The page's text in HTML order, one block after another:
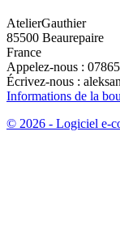
AtelierGauthier
85500 Beaurepaire
France
Appelez-nous :
Écrivez-nous :
Informations de la
© 2026 - Logiciel e-